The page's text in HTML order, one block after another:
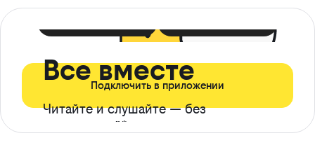
Все вместе
Читайте и слушайте — без
ограничений*
Подключить в приложении